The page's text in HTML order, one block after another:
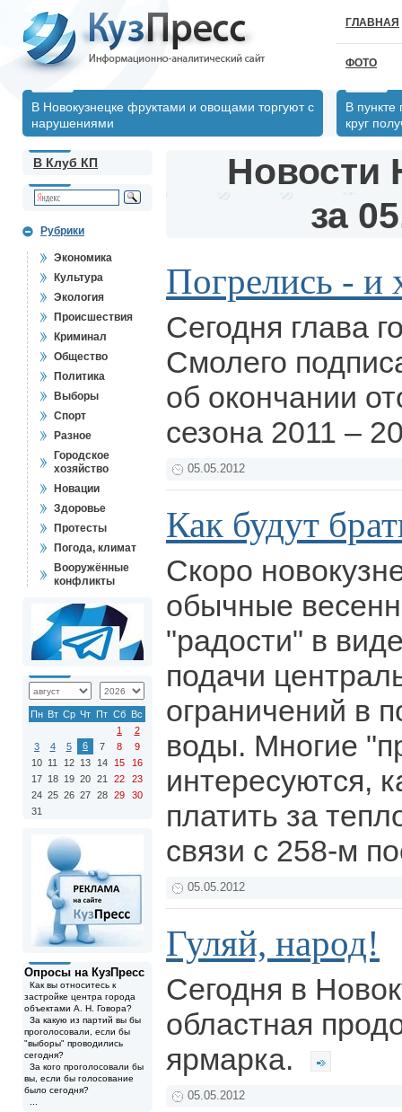
ГЛАВНАЯ
ФОТО
В Новокузнецке фруктами и овощами торгуют с
нарушениями
В пункте
круг
В Клуб КП
Рубрики
Экономика
Культура
Экология
Происшествия
Криминал
Общество
Политика
Выборы
Спорт
Разное
Городское
хозяйство
Новации
Здоровье
Протесты
Погода, климат
Вооружённые
конфликты
Пн Вт Ср Чт Пт Сб Вс
1
2
3
4 5 6 7 8
9
10 11 12 13 14 15
16
17 18 19 20 21 22
23
24 25 26 27 28 29
30
31
Опросы на КузПресс
Как вы относитесь к
застройке центра города
объектами А. Н. Говора?
За какую из партий вы бы
проголосовали, если бы
"выборы" проводились
сегодня?
За кого проголосовали бы
вы, если бы голосование
было сегодня?
Новости
за
Погрелись - и
Сегодня глава
Смолего
об окончании
сезона 2011 –
05.05.2012
Как будут
Скоро
обычные
"радости" в
подачи
ограничений в
воды. Многие
интересуются,
платить за
связи с 258-м
05.05.2012
Гуляй, народ!
Сегодня в
областная
ярмарка.
05.05.2012